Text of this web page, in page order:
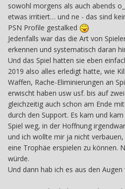
sowohl morgens als auch abends
etwas irritiert… und ne - das sind
PSN Profile gestalked
Jedenfalls war das die Art von
erkennen und systematisch daran
Und das Spiel hatten sie eben
2019 also alles erledigt hatte, wie
Waffen, Rache-Eliminierungen an
erwischt haben usw usf. bis auf
gleichzeitig auch schon am Ende
durch den Support. Es kam und
Spiel weg, in der Hoffnung
und ich wollte mir ja nicht
eine Trophäe erspielen zu können.
würde.
Und dann hab ich es aus den Augen